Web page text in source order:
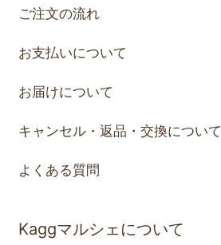
ご注文の流れ
お支払いについて
お届けについて
キャンセル・返品・交換について
よくある質問
Kaggマルシェについて